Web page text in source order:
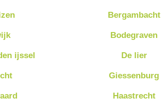
Bergambacht
Bodegraven
ijssel De lier
Giessenburg
Haastrecht